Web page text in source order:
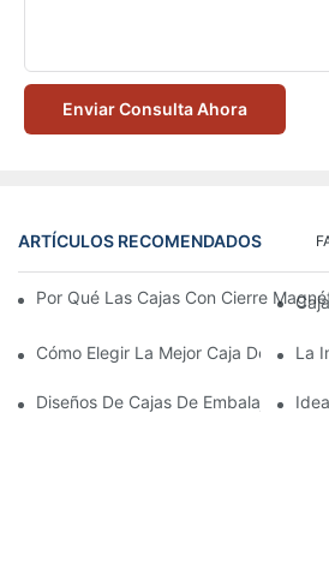
Enviar Consulta Ahora
ARTÍCULOS RECOMENDADOS
Por Qué Las Cajas Con Cierre
Cómo Elegir La Mejor Caja De La
Diseños De Cajas De Embalaje